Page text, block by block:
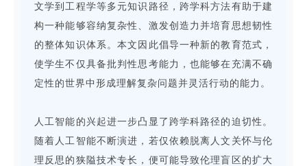
文学到工程学等多元知识路径，跨学科方法有助于建
构一种能够容纳复杂性、激发创造力并培育思想韧性
的整体知识体系。本文因此倡导一种新的教育范式，
使学生不仅具备批判性思考能力，也能够在充满不确
定性的世界中形成理解复杂问题并灵活行动的能力。
人工智能的兴起进一步凸显了跨学科路径的迫切性。
随着人工智能不断演进，若仅依赖脱离人文关怀与伦
理反思的狭隘技术专长，便可能导致伦理盲区的扩大